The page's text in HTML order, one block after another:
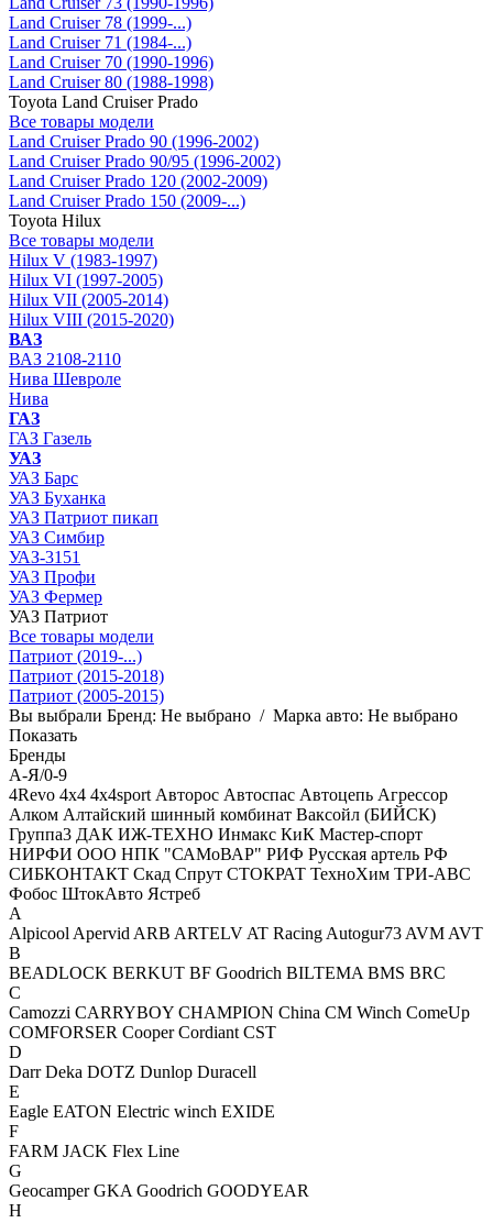
Land Cruiser 78 (1999-...)
Land Cruiser 71 (1984-...)
Land Cruiser 70 (1990-1996)
Land Cruiser 80 (1988-1998)
Toyota Land Cruiser Prado
Все товары модели
Land Cruiser Prado 90 (1996-2002)
Land Cruiser Prado 90/95 (1996-2002)
Land Cruiser Prado 120 (2002-2009)
Land Cruiser Prado 150 (2009-...)
Toyota Hilux
Все товары модели
Hilux V (1983-1997)
Hilux VI (1997-2005)
Hilux VII (2005-2014)
Hilux VIII (2015-2020)
ВАЗ
ВАЗ 2108-2110
Нива Шевроле
Нива
ГАЗ
ГАЗ Газель
УАЗ
УАЗ Барс
УАЗ Буханка
УАЗ Патриот пикап
УАЗ Симбир
УАЗ-3151
УАЗ Профи
УАЗ Фермер
УАЗ Патриот
Все товары модели
Патриот (2019-...)
Патриот (2015-2018)
Патриот (2005-2015)
Вы выбрали Бренд: Не выбрано / Марка авто: Не выбрано
Показать
Бренды
А-Я/0-9
4Revo 4x4 4x4sport Авторос Автоспас Автоцепь Агрессор
Алком Алтайский шинный комбинат Ваксойл (БИЙСК)
Группа3 ДАК ИЖ-ТЕХНО Инмакс КиК Мастер-спорт
НИРФИ ООО НПК "САМоВАР" РИФ Русская артель РФ
СИБКОНТАКТ Скад Спрут СТОКРАТ ТехноХим ТРИ-АВС
Фобос ШтокАвто Ястреб
A
AlpicoolApervidARB ARTELVAT RacingAutogur73AVMAVT
B
BEADLOCK BERKUT BF Goodrich BILTEMA BMS BRC
C
Camozzi CARRYBOY CHAMPION China CM Winch ComeUp
COMFORSER Cooper Cordiant CST
D
Darr Deka DOTZ Dunlop Duracell
E
Eagle EATON Electric winch EXIDE
F
FARM JACK Flex Line
G
Geocamper GKA Goodrich GOODYEAR
H